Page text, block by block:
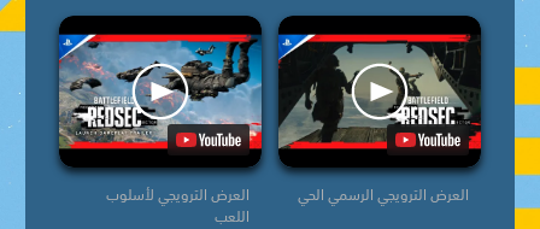
العرض الترويجي لأسلوب
اللعب
العرض الترويجي الرسمي الحي